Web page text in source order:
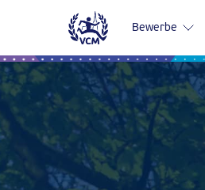
Bewerbe